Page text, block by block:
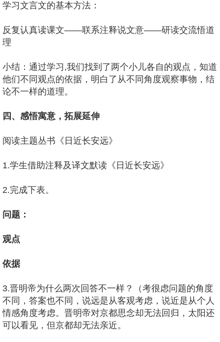
学习文言文的基本方法：
反复认真读课文——联系注释说文意——研读交流悟道
理
小结：通过学习,我们找到了两个小儿各自的观点，知道
他们不同观点的依据，明白了从不同角度观察事物，结
论不一样的道理。
四、感悟寓意，拓展延伸
阅读主题丛书《日近长安远》
1.学生借助注释及译文默读《日近长安远》
2.完成下表。
问题：
观点
依据
3.晋明帝为什么两次回答不一样？（考很虑问题的角度
不同，答案也不同，说远是从客观考虑，说近是从个人
情感角度考虑。晋明帝对京都思念却无法回归，太阳还
可以看见，但京都却无法亲近。